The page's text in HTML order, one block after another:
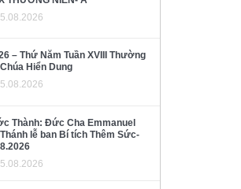
– Thứ Năm Tuần XVIII Thường
Hiển Dung
Thành: Đức Cha Emmanuel
lễ ban Bí tích Thêm Sức-